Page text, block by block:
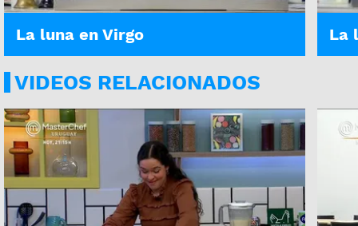
La luna en Virgo La
VIDEOS RELACIONADOS